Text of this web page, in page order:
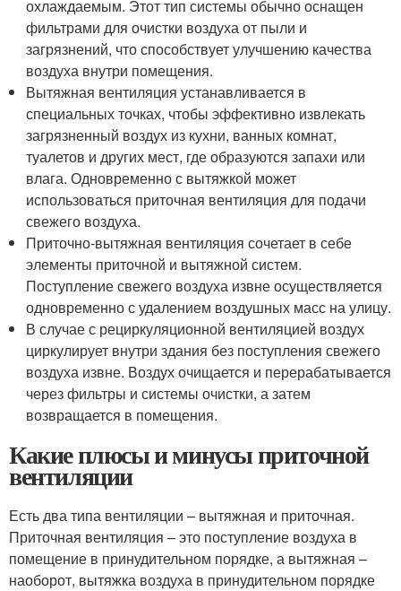
охлаждаемым. Этот тип системы обычно оснащен
фильтрами для очистки воздуха от пыли и
загрязнений, что способствует улучшению качества
воздуха внутри помещения.
Вытяжная вентиляция устанавливается в
специальных точках, чтобы эффективно извлекать
загрязненный воздух из кухни, ванных комнат,
туалетов и других мест, где образуются запахи или
влага. Одновременно с вытяжкой может
использоваться приточная вентиляция для подачи
свежего воздуха.
Приточно-вытяжная вентиляция сочетает в себе
элементы приточной и вытяжной систем.
Поступление свежего воздуха извне осуществляется
одновременно с удалением воздушных масс на улицу.
В случае с рециркуляционной вентиляцией воздух
циркулирует внутри здания без поступления свежего
воздуха извне. Воздух очищается и перерабатывается
через фильтры и системы очистки, а затем
возвращается в помещения.
Какие плюсы и минусы приточной
вентиляции
Есть два типа вентиляции – вытяжная и приточная.
Приточная вентиляция – это поступление воздуха в
помещение в принудительном порядке, а вытяжная –
наоборот, вытяжка воздуха в принудительном порядке